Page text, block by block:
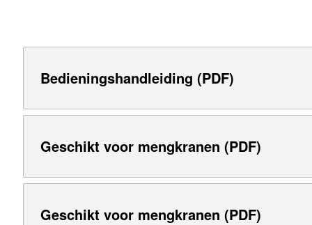
Bedieningshandleiding (PDF)
Geschikt voor mengkranen (PDF)
Geschikt voor mengkranen (PDF)